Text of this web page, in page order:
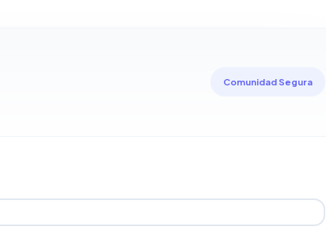
Comunidad Segura